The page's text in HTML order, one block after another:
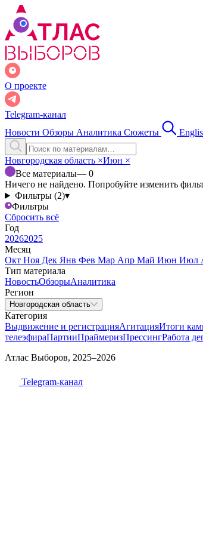
О проекте
Telegram-канал
Новости Обзоры Аналитика Сюжеты
Новгородская область ×Июн ×
Все материалы— 0
Ничего не найдено. Попробуйте изменить
Фильтры (2)▾
Фильтры
Сбросить всё
Год
20262025
Месяц
Окт Ноя Дек Янв Фев Мар Апр Май Июн Июл
Тип материала
НовостьОбзорыАналитика
Регион
Новгородская область
Категория
Выдвижение и регистрацияАгитацияИтоги
телеэфираПартииПраймеризПрессингРабота
Атлас Выборов, 2025–2026
Telegram-канал